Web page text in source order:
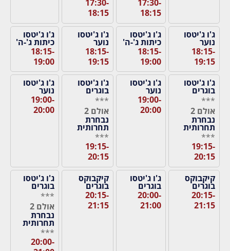
17:30-
18:15
17:30-
18:15
ג'ו ג'יטסו
נוער
18:15-
19:15
ג'ו ג'יטסו
כיתות ג'-ה'
18:15-
19:00
ג'ו ג'יטסו
נוער
18:15-
19:15
ג'ו ג'יטסו
כיתות ג'-ה'
18:15-
19:00
ג'ו ג'יטסו
בוגרים
***
אולם 2
נבחרת
תחרותית
***
19:15-
20:15
ג'ו ג'יטסו
נוער
19:00-
20:00
ג'ו ג'יטסו
בוגרים
***
אולם 2
נבחרת
תחרותית
***
19:15-
20:15
ג'ו ג'יטסו
נוער
19:00-
20:00
קיקבוקס
בוגרים
20:15-
21:15
ג'ו ג'יטסו
בוגרים
20:00-
21:00
קיקבוקס
בוגרים
20:15-
21:15
ג'ו ג'יטסו
בוגרים
***
אולם 2
נבחרת
תחרותית
***
20:00-